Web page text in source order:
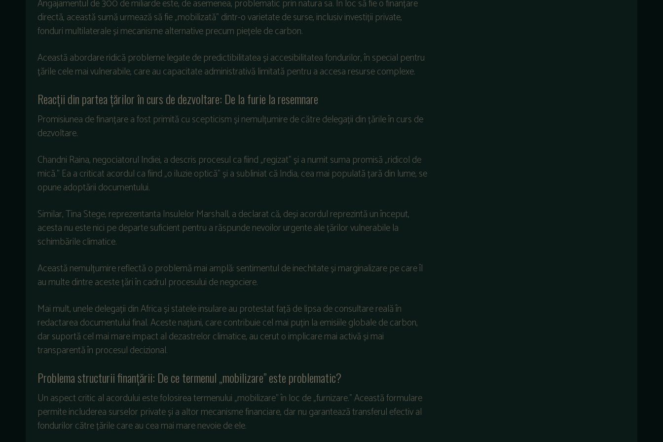
Angajamentul de 300 de miliarde este, de asemenea, problematic prin natura sa. În loc să fie o finanțare
directă, această sumă urmează să fie „mobilizată” dintr-o varietate de surse, inclusiv investiții private,
fonduri multilaterale și mecanisme alternative precum piețele de carbon.
Această abordare ridică probleme legate de predictibilitatea și accesibilitatea fondurilor, în special pentru
țările cele mai vulnerabile, care au capacitate administrativă limitată pentru a accesa resurse complexe.
Reacții din partea țărilor în curs de dezvoltare: De la furie la resemnare
Promisiunea de finanțare a fost primită cu scepticism și nemulțumire de către delegații din țările în curs de
dezvoltare.
Chandni Raina, negociatorul Indiei, a descris procesul ca fiind „regizat” și a numit suma promisă „ridicol de
mică.” Ea a criticat acordul ca fiind „o iluzie optică” și a subliniat că India, cea mai populată țară din lume, se
opune adoptării documentului.
Similar, Tina Stege, reprezentanta Insulelor Marshall, a declarat că, deși acordul reprezintă un început,
acesta nu este nici pe departe suficient pentru a răspunde nevoilor urgente ale țărilor vulnerabile la
schimbările climatice.
Această nemulțumire reflectă o problemă mai amplă: sentimentul de inechitate și marginalizare pe care îl
au multe dintre aceste țări în cadrul procesului de negociere.
Mai mult, unele delegații din Africa și statele insulare au protestat față de lipsa de consultare reală în
redactarea documentului final. Aceste națiuni, care contribuie cel mai puțin la emisiile globale de carbon,
dar suportă cel mai mare impact al dezastrelor climatice, au cerut o implicare mai activă și mai
transparentă în procesul decizional.
Problema structurii finanțării: De ce termenul „mobilizare” este problematic?
Un aspect critic al acordului este folosirea termenului „mobilizare” în loc de „furnizare.” Această formulare
permite includerea surselor private și a altor mecanisme financiare, dar nu garantează transferul efectiv al
fondurilor către țările care au cea mai mare nevoie de ele.